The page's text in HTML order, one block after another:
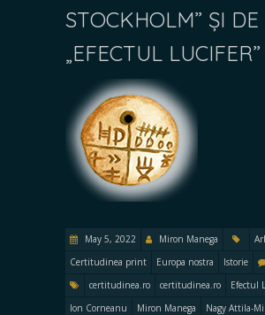
STOCKHOLM” ȘI DE
„EFECTUL LUCIFER”
May 5, 2022 Miron Manega
Certitudinea print
Europa nostra Istorie
certitudinea.ro
certitudinea.ro
Efectul
Ion Corneanu
Miron Manega Nagy Attila-